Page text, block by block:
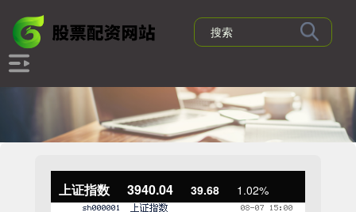
上证指数 3940.04 39.68 1.02%